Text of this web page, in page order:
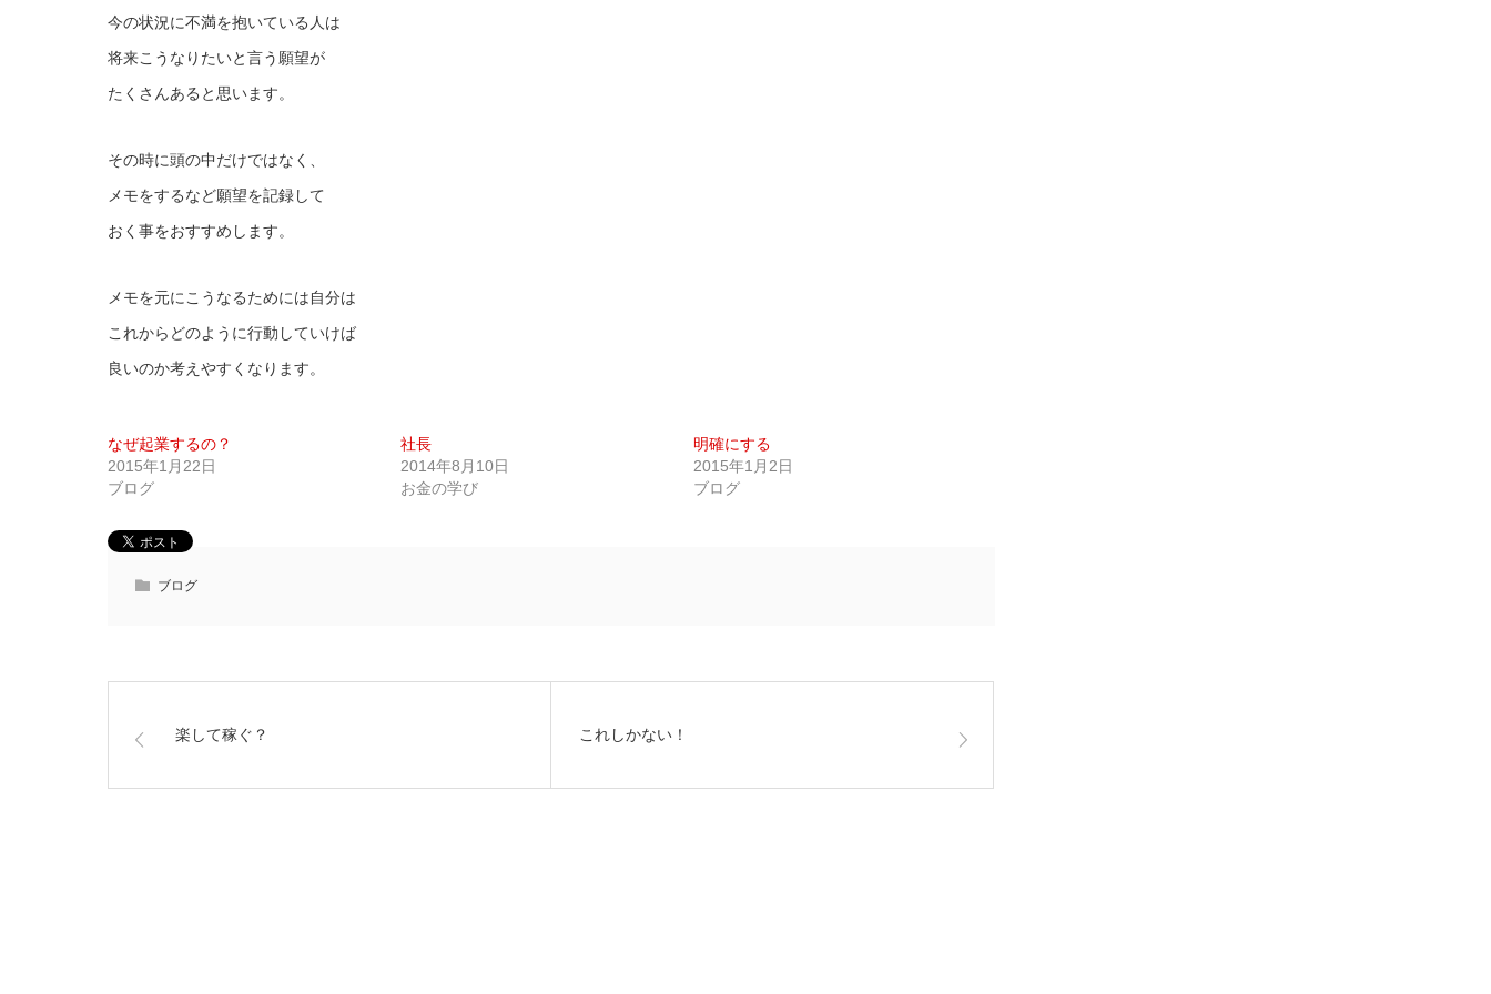
今の状況に不満を抱いている人は
将来こうなりたいと言う願望が
たくさんあると思います。
その時に頭の中だけではなく、
メモをするなど願望を記録して
おく事をおすすめします。
メモを元にこうなるためには自分は
これからどのように行動していけば
良いのか考えやすくなります。
なぜ起業するの？
2015年1月22日
ブログ
社長
2014年8月10日
お金の学び
明確にする
2015年1月2日
ブログ
ブログ
楽して稼ぐ？ これしかない！